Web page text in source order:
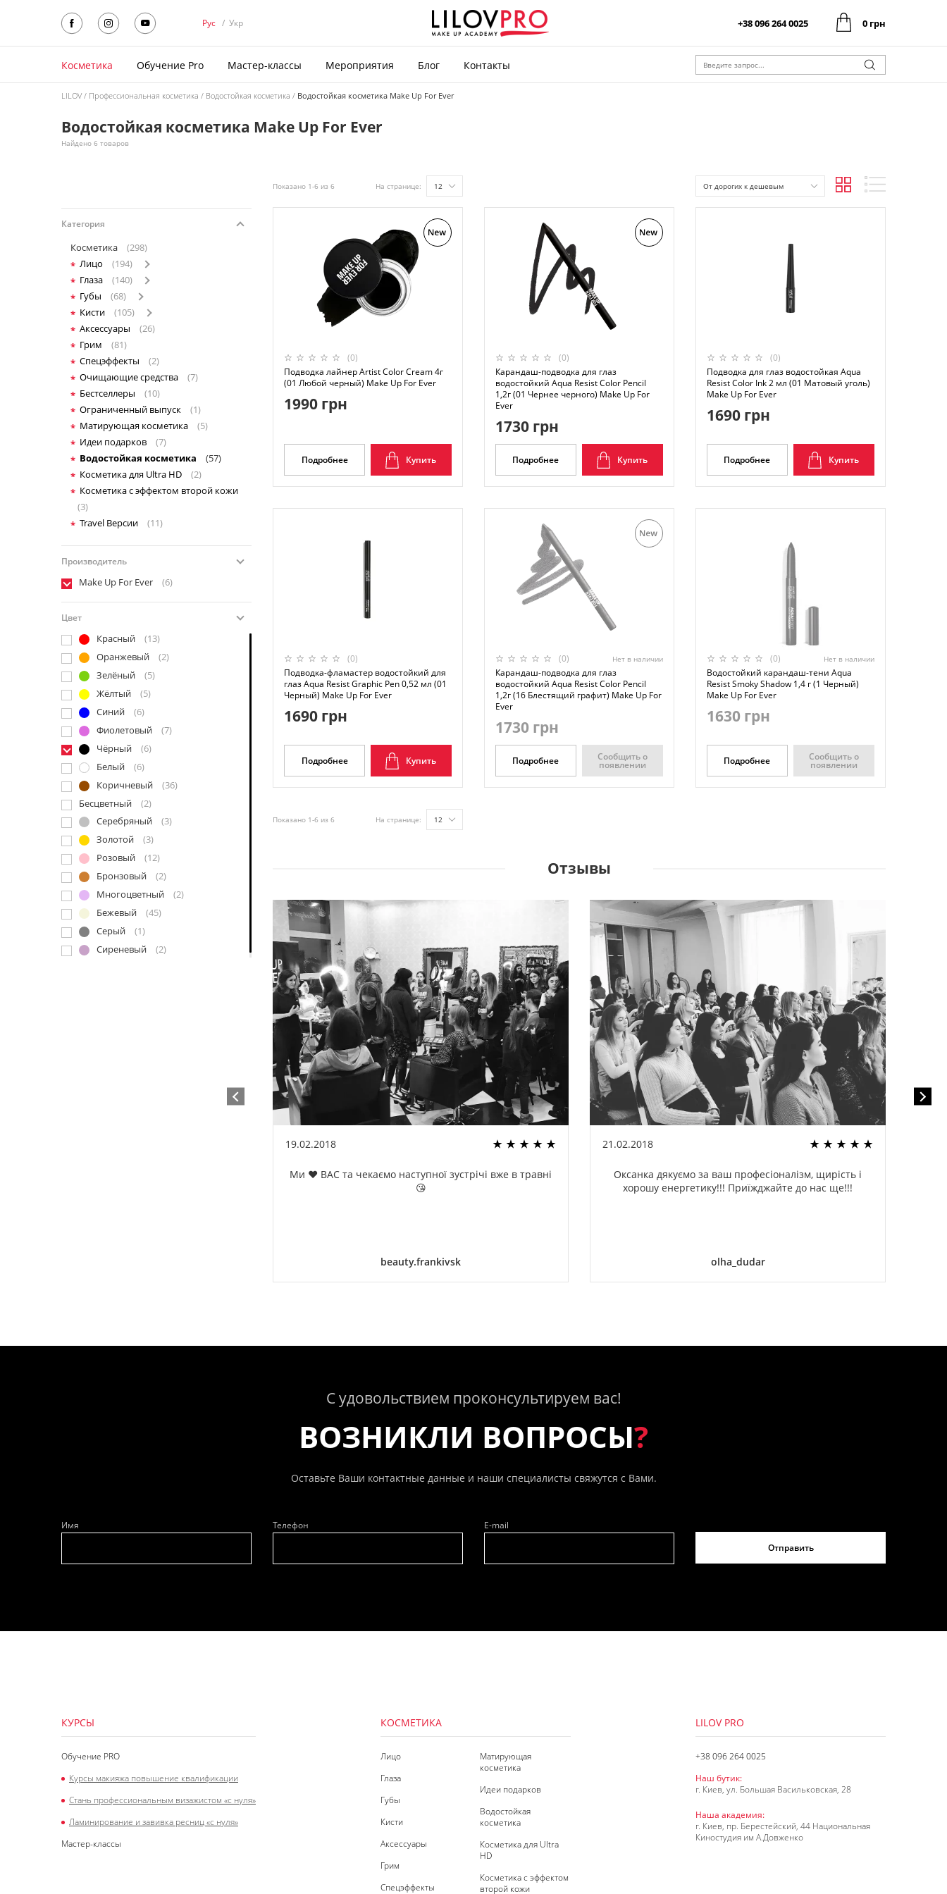
Рус / Укр +38 096 264 0025 0 грн
Косметика Обучение Pro Мастер-классы Мероприятия Блог Контакты
LILOV Профессиональная косметика Водостойкая косметика Водостойкая косметика Make Up For Ever
Водостойкая косметика Make Up For Ever
Найдено 6 товаров
Категория
Косметика
(298)
Лицо
(194)
Глаза
(140)
Губы
(68)
Кисти
(105)
Аксессуары
(26)
Грим
(81)
Спецэффекты
(2)
Очищающие средства
(7)
Бестселлеры
(10)
Ограниченный выпуск
(1)
Матирующая косметика
(5)
Идеи подарков
(7)
Водостойкая косметика
(57)
Косметика для Ultra HD
(2)
Косметика с эффектом второй кожи
(3)
Travel Версии
(11)
Производитель
Make Up For Ever (6)
Цвет
Красный
(13)
Оранжевый
(2)
Зелёный
(5)
Жёлтый
(5)
Синий
(6)
Фиолетовый
(7)
Чёрный
(6)
Белый
(6)
Коричневый
(36)
Бесцветный
(2)
Серебряный
(3)
Золотой
(3)
Розовый
(12)
Бронзовый
(2)
Многоцветный
(2)
Бежевый
(45)
Серый
(1)
Сиреневый
(2)
Показано 1-6 из 6 На странице: 12 От дорогих к дешевым
(0)
Подводка лайнер Artist Color Cream 4г
(01 Любой черный) Make Up For Ever
1990 грн
Подробнее Купить
(0)
Карандаш-подводка для глаз
водостойкий Aqua Resist Color Pencil
1,2г (01 Чернее черного) Make Up For
Ever
1730 грн
Подробнее Купить
(0)
Подводка для глаз водостойкая Aqua
Resist Color Ink 2 мл (01 Матовый уголь)
Make Up For Ever
1690 грн
Подробнее Купить
(0)
Подводка-фламастер водостойкий для
глаз Aqua Resist Graphic Pen 0,52 мл (01
Черный) Make Up For Ever
1690 грн
Подробнее Купить
(0) Нет в наличии
Карандаш-подводка для глаз
водостойкий Aqua Resist Color Pencil
1,2г (16 Блестящий графит) Make Up For
Ever
1730 грн
Подробнее Сообщить о
появлении
(0) Нет в наличии
Водостойкий карандаш-тени Aqua
Resist Smoky Shadow 1,4 г (1 Черный)
Make Up For Ever
1630 грн
Подробнее Сообщить о
появлении
Показано 1-6 из 6 На странице: 12
Отзывы
19.02.2018
Ми ❤️ ВАС та чекаємо наступної зустрічі вже в травні
😘
beauty.frankivsk
21.02.2018
Оксанка дякуємо за ваш професіоналізм, щирість і
хорошу енергетику!!! Приїжджайте до нас ще!!!
olha_dudar
С удовольствием проконсультируем вас!
ВОЗНИКЛИ ВОПРОСЫ?
Оставьте Ваши контактные данные и наши специалисты свяжутся с Вами.
Имя Телефон
E-mail
Отправить
КУРСЫ
Обучение PRO
Курсы макияжа повышение квалификации
Стань профессиональным визажистом «с нуля»
Ламинирование и завивка ресниц «с нуля»
Мастер-классы
КОСМЕТИКА
Лицо
Глаза
Губы
Кисти
Аксессуары
Грим
Спецэффекты
Матирующая
косметика
Идеи подарков
Водостойкая
косметика
Косметика для Ultra
HD
Косметика с эффектом
второй кожи
LILOV PRO
+38 096 264 0025
Наш бутик:
г. Киев, ул. Большая Васильковская, 28
Наша академия:
г. Киев, пр. Берестейский, 44 Национальная
Киностудия им А.Довженко